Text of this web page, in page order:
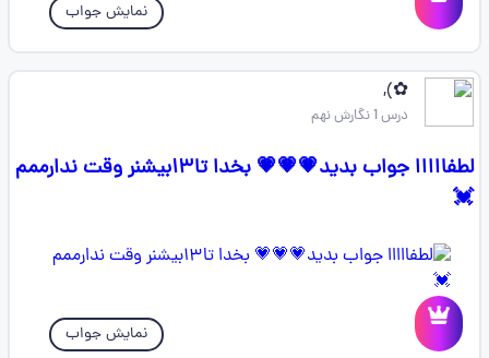
نمایش جواب
✿⁠),
درس 1 نگارش نهم
لطفااااا جواب بدید💗💗💗 بخدا تا۱۳بیشنر وقت ندارممم
💓
نمایش جواب